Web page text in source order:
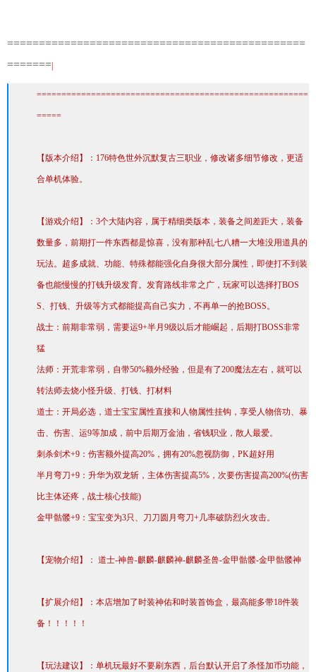
===============================================
=======
=======================================================
=====
【版本介绍】：176特色世外沉默复古三职业，修改诸多细节修改，更适
合单机体验。
【游戏介绍】：3个大陆内容，属于精细类版本，装备之间差距大，装备
数量多，前期打一件东西都是惊喜，没有那种乱七八糟一大堆没用道具的
玩法。超多成就、功能、特殊都能强化自身很大部分属性，即使打不到装
备也能慢慢的打钱升级发育。发育路线非常之广，玩家可以选择打BOS
S、打钱、升级等方式都能提高自己实力，不再单一的抢BOSS。
战士：前期非常弱，需要运9+半月9级以后才能崛起，后期打BOSS非常
猛
法师：开荒非常弱，自带50%额外经验，但是有了200魔法左右，就可以
转法师去烧小怪升级、打钱、打材料
道士：开局必选，道士宝宝属性直接和人物属性挂钩，享受人物倍功、暴
击、伤害、运9等加成，前中后期万金油，省钱职业，散人最爱。
刺杀剑术+9：伤害额外提高20%，拥有20%忽视防御，PK超好用
半月弯刀+9：升华为双龙斩，主体伤害提高5%，次要伤害提高200%(伤害
比主体还疼，战士核心技能)
金甲骷髅+9：宝宝变为3只、刀刀圆月弯刀+几率破防烈火攻击。
【宠物介绍】： 道士-神兽-麒麟-麒麟神-麒麟圣兽-金甲骷髅-金甲骷髅神
【扩展介绍】：本店增加了时装神佑和时装首饰盒，最高能多带18件装
备！！！！！
【玩法建议】：单机玩最好不要刷东西，后台默认开启了杀怪加币功能，